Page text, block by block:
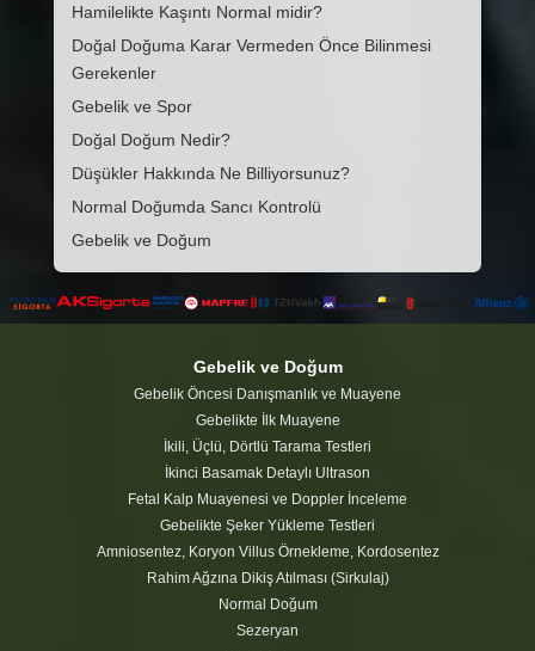
Hamilelikte Kaşıntı Normal midir?
Doğal Doğuma Karar Vermeden Önce Bilinmesi
Gerekenler
Gebelik ve Spor
Doğal Doğum Nedir?
Düşükler Hakkında Ne Billiyorsunuz?
Normal Doğumda Sancı Kontrolü
Gebelik ve Doğum
Gebelik ve Doğum
Gebelik Öncesi Danışmanlık ve Muayene
Gebelikte İlk Muayene
İkili, Üçlü, Dörtlü Tarama Testleri
İkinci Basamak Detaylı Ultrason
Fetal Kalp Muayenesi ve Doppler İnceleme
Gebelikte Şeker Yükleme Testleri
Amniosentez, Koryon Villus Örnekleme, Kordosentez
Rahim Ağzına Dikiş Atılması (Sirkulaj)
Normal Doğum
Sezeryan